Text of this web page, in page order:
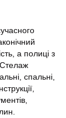
а полиці з
спальні,